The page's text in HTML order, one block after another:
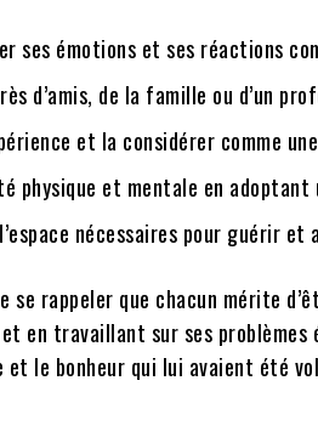
ses émotions et ses réactions
d’amis, de la famille ou d’un
et la considérer comme
physique et mentale en adoptant
nécessaires pour guérir et
rappeler que chacun mérite
en travaillant sur ses
le bonheur qui lui avaient été